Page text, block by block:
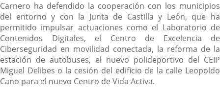
Carnero ha defendido la cooperación con los municipios
del entorno y con la Junta de Castilla y León, que ha
permitido impulsar actuaciones como el Laboratorio de
Contenidos Digitales, el Centro de Excelencia de
Ciberseguridad en movilidad conectada, la reforma de la
estación de autobuses, el nuevo polideportivo del CEIP
Miguel Delibes o la cesión del edificio de la calle Leopoldo
Cano para el nuevo Centro de Vida Activa.